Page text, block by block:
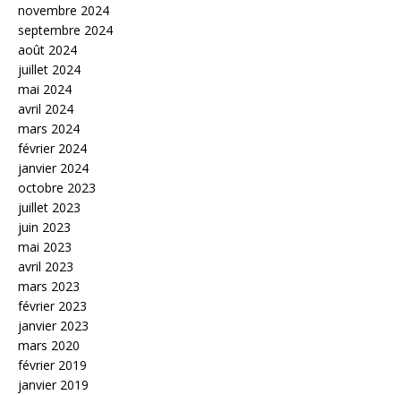
novembre 2024
septembre 2024
août 2024
juillet 2024
mai 2024
avril 2024
mars 2024
février 2024
janvier 2024
octobre 2023
juillet 2023
juin 2023
mai 2023
avril 2023
mars 2023
février 2023
janvier 2023
mars 2020
février 2019
janvier 2019